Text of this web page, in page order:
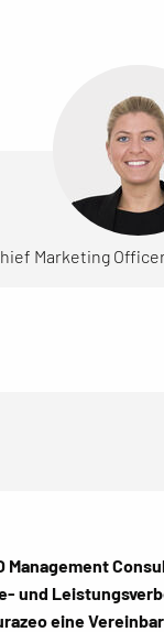
Marketing
Management
und
eine